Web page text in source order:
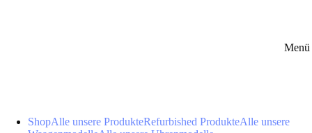
Menü
ShopAlle unsere ProdukteRefurbished ProdukteAlle unsere